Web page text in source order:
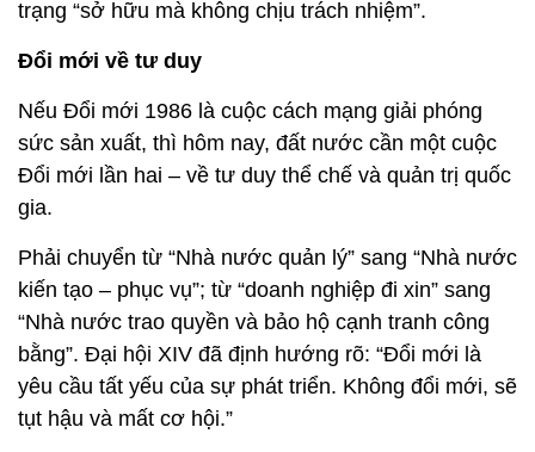
trạng “sở hữu mà không chịu trách nhiệm”.
Đổi mới về tư duy
Nếu Đổi mới 1986 là cuộc cách mạng giải phóng
sức sản xuất, thì hôm nay, đất nước cần một cuộc
Đổi mới lần hai – về tư duy thể chế và quản trị quốc
gia.
Phải chuyển từ “Nhà nước quản lý” sang “Nhà nước
kiến tạo – phục vụ”; từ “doanh nghiệp đi xin” sang
“Nhà nước trao quyền và bảo hộ cạnh tranh công
bằng”. Đại hội XIV đã định hướng rõ: “Đổi mới là
yêu cầu tất yếu của sự phát triển. Không đổi mới, sẽ
tụt hậu và mất cơ hội.”